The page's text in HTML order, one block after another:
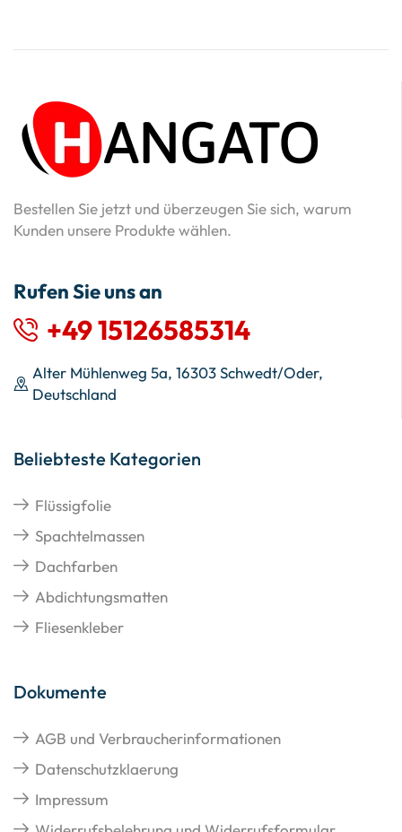
Bestellen Sie jetzt und überzeugen Sie sich, warum
Kunden unsere Produkte wählen.
Rufen Sie uns an
+49 15126585314
Alter Mühlenweg 5a, 16303 Schwedt/Oder,
Deutschland
Beliebteste Kategorien
Flüssigfolie
Spachtelmassen
Dachfarben
Abdichtungsmatten
Fliesenkleber
Dokumente
AGB und Verbraucherinformationen
Datenschutzklaerung
Impressum